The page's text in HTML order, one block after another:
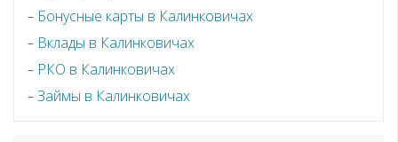
Бонусные карты в Калинковичах
Вклады в Калинковичах
РКО в Калинковичах
Займы в Калинковичах